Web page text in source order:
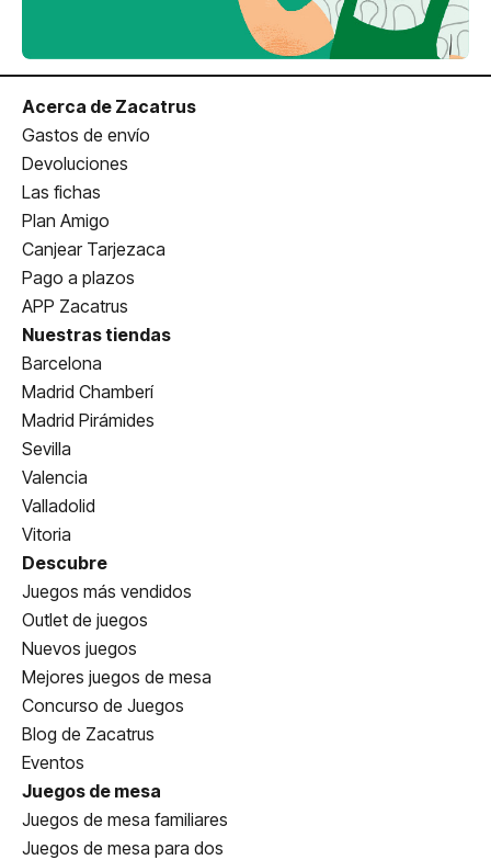
Acerca de Zacatrus
Gastos de envío
Devoluciones
Las fichas
Plan Amigo
Canjear Tarjezaca
Pago a plazos
APP Zacatrus
Nuestras tiendas
Barcelona
Madrid Chamberí
Madrid Pirámides
Sevilla
Valencia
Valladolid
Vitoria
Descubre
Juegos más vendidos
Outlet de juegos
Nuevos juegos
Mejores juegos de mesa
Concurso de Juegos
Blog de Zacatrus
Eventos
Juegos de mesa
Juegos de mesa familiares
Juegos de mesa para dos